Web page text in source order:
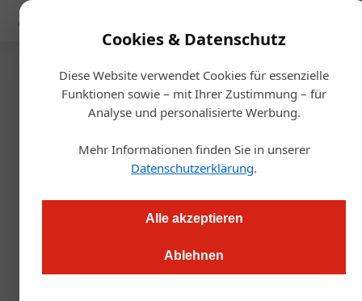
Cookies & Datenschutz
Diese Website verwendet Cookies für essenzielle
Funktionen sowie – mit Ihrer Zustimmung – für
Analyse und personalisierte Werbung.
Mehr Informationen finden Sie in unserer
Datenschutzerklärung.
Alle akzeptieren
Ablehnen
Startseite/Gastro & Hotel
Auf dem Weg nach Kazan zu
den WorldSkills
46 Teilnehmerinnen und Teilnehmern, aus allen
Bundesländern, wurden von der Vizepräsidentin der